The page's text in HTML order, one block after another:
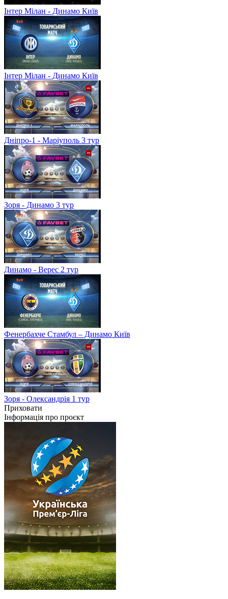
Інтер Мілан - Динамо Київ
Інтер Мілан - Динамо Київ
Дніпро-1 - Маріуполь 3 тур
Зоря - Динамо 3 тур
Динамо - Верес 2 тур
Фенербахче Стамбул – Динамо Київ
Зоря - Олександрія 1 тур
Приховати
Інформація про проєкт